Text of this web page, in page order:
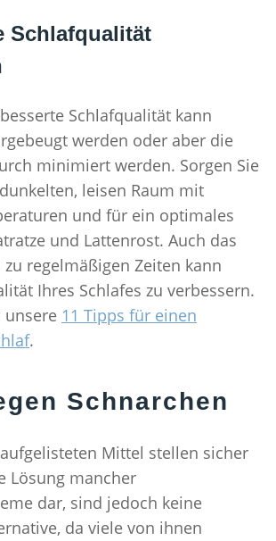
Schlafqualität
Schlafqualität kann
werden oder aber die
minimiert werden. Sorgen Sie
leisen Raum mit
und für ein optimales
und Lattenrost. Auch das
zu regelmäßigen Zeiten kann
Ihres Schlafes zu verbessern.
unsere 11 Tipps für einen
.
Schnarchen
Mittel stellen sicher
Lösung mancher
dar, sind jedoch keine
da viele von ihnen